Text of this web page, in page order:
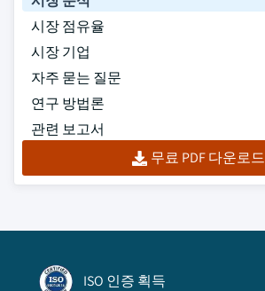
시장 점유율
시장 기업
자주 묻는 질문
연구 방법론
관련 보고서
무료 PDF 다운로드
ISO 인증 획득